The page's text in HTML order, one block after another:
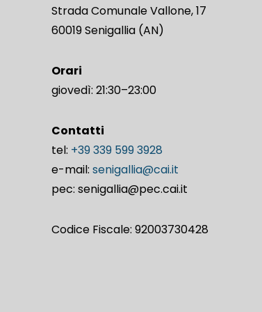
Strada Comunale Vallone, 17
60019 Senigallia (AN)
Orari
giovedì: 21:30–23:00
Contatti
tel: +39 339 599 3928
e-mail: senigallia@cai.it
pec: senigallia@pec.cai.it
Codice Fiscale: 92003730428